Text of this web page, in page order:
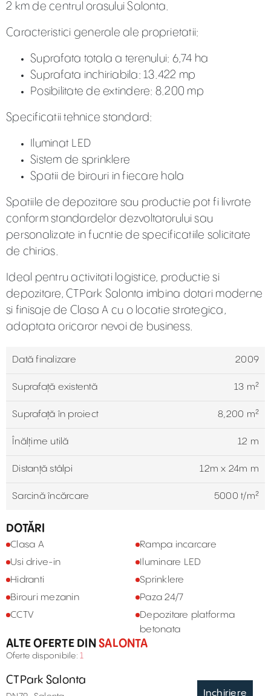
2 km de centrul orasului Salonta.
Caracteristici generale ale proprietatii:
Suprafata totala a terenului: 6,74 ha
Suprafata inchiriabila: 13.422 mp
Posibilitate de extindere: 8.200 mp
Specificatii tehnice standard:
Iluminat LED
Sistem de sprinklere
Spatii de birouri in fiecare hala
Spatiile de depozitare sau productie pot fi livrate
conform standardelor dezvoltatorului sau
personalizate in fucntie de specificatiile solicitate
de chirias.
Ideal pentru activitati logistice, productie si
depozitare, CTPark Salonta imbina dotari moderne
si finisaje de Clasa A cu o locatie strategica,
adaptata oricaror nevoi de business.
Dată finalizare 2009
Suprafață existentă 13 m²
Suprafaţă în proiect 8,200 m²
Înălțime utilă 12 m
Distanță stâlpi 12m x 24m m
Sarcină încărcare 5000 t/m²
DOTĂRI
Clasa A
Rampa incarcare
Usi drive-in
Iluminare LED
Hidranti
Sprinklere
Birouri mezanin
Paza 24/7
CCTV
Depozitare platforma
betonata
ALTE OFERTE DINSALONTA
Oferte disponibile: 1
Inchiriere
CTPark Salonta